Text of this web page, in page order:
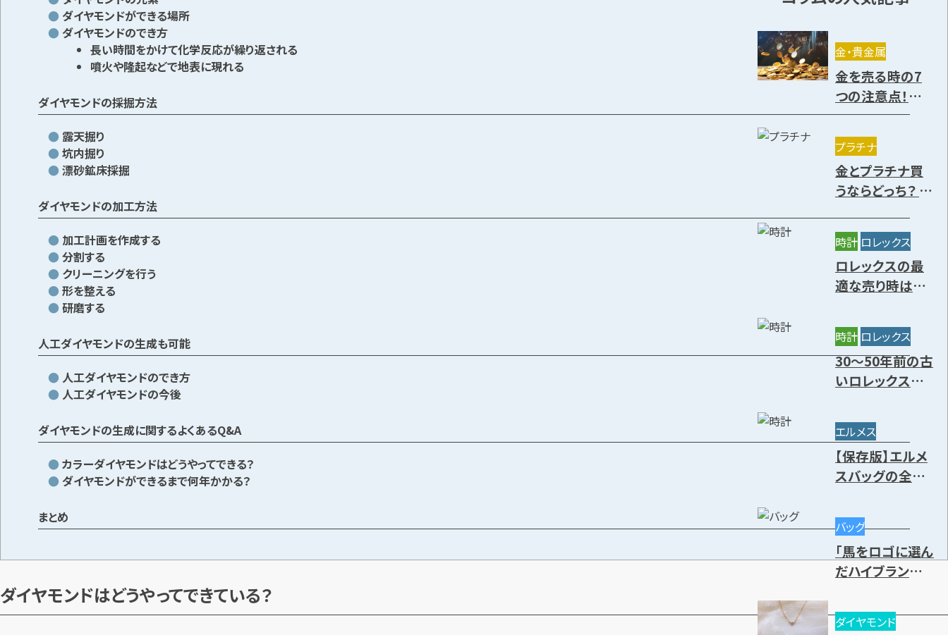
ダイヤモンドができる場所
ダイヤモンドのでき方
長い時間をかけて化学反応が繰り返される
噴火や隆起などで地表に現れる
ダイヤモンドの採掘方法
露天掘り
坑内掘り
漂砂鉱床採掘
ダイヤモンドの加工方法
加工計画を作成する
分割する
クリーニングを行う
形を整える
研磨する
人工ダイヤモンドの生成も可能
人工ダイヤモンドのでき方
人工ダイヤモンドの今後
ダイヤモンドの生成に関するよくあるQ&A
カラーダイヤモンドはどうやってできる？
ダイヤモンドができるまで何年かかる？
まとめ
ダイヤモンドはどうやってできている？
金・貴金属
金を売る時の7
つの注意点！売り
方や高く売却で
きる種類を解説
プラチナ
金とプラチナ買
うならどっち？ 特
い・今後の資産
価値を解説
時計 ロレックス
ロレックスの最
適な売り時はい
と高価買取時期
7選
時計 ロレックス
30～50年前の古
いロレックスに
代別の買取相場
や高価買取のコ
ツ
エルメス
【保存版】エルメ
スバッグの全種
廃盤モデル～レ
ディース・メンズ
まで一挙紹介
バッグ
「馬をロゴに選ん
だハイブランド」
ダイヤモンド